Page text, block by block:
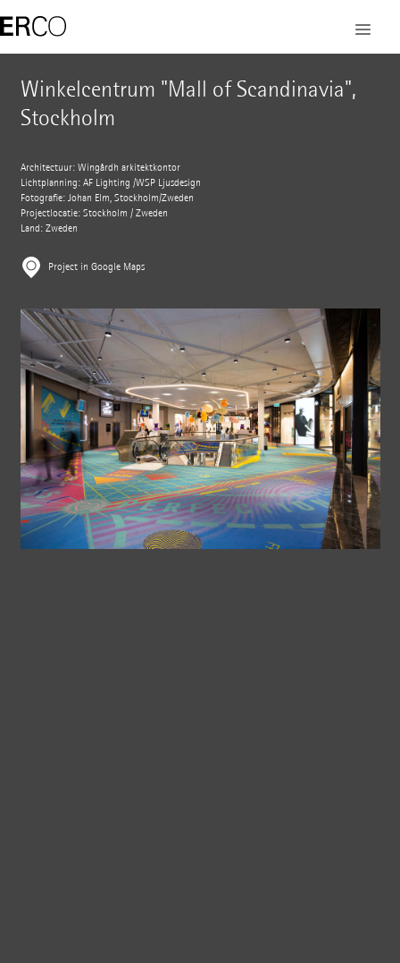
Winkelcentrum "Mall of Scandinavia",
Stockholm
Architectuur: Wingårdh arkitektkontor
Lichtplanning: AF Lighting /WSP Ljusdesign
Fotografie: Johan Elm, Stockholm/Zweden
Projectlocatie: Stockholm / Zweden
Land: Zweden
Project in Google Maps